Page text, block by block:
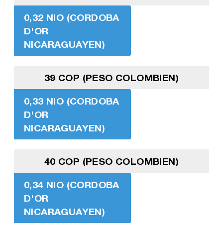
0,32 NIO (CORDOBA
D'OR
NICARAGUAYEN)
39 COP (PESO COLOMBIEN)
0,33 NIO (CORDOBA
D'OR
NICARAGUAYEN)
40 COP (PESO COLOMBIEN)
0,34 NIO (CORDOBA
D'OR
NICARAGUAYEN)